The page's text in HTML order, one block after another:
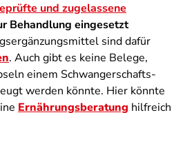
und zugelassene
Behandlung eingesetzt
sind dafür
. Auch gibt es keine Belege,
einem Schwangerschafts-
werden könnte. Hier könnte
Ernährungsberatung hilfreich